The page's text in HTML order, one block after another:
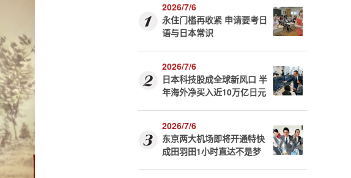
2026/7/6
永住门槛再收紧 申请要考日
语与日本常识
2026/7/6
日本科技股成全球新风口 半
年海外净买入近10万亿日元
2026/7/6
东京两大机场即将开通特快
成田羽田1小时直达不是梦